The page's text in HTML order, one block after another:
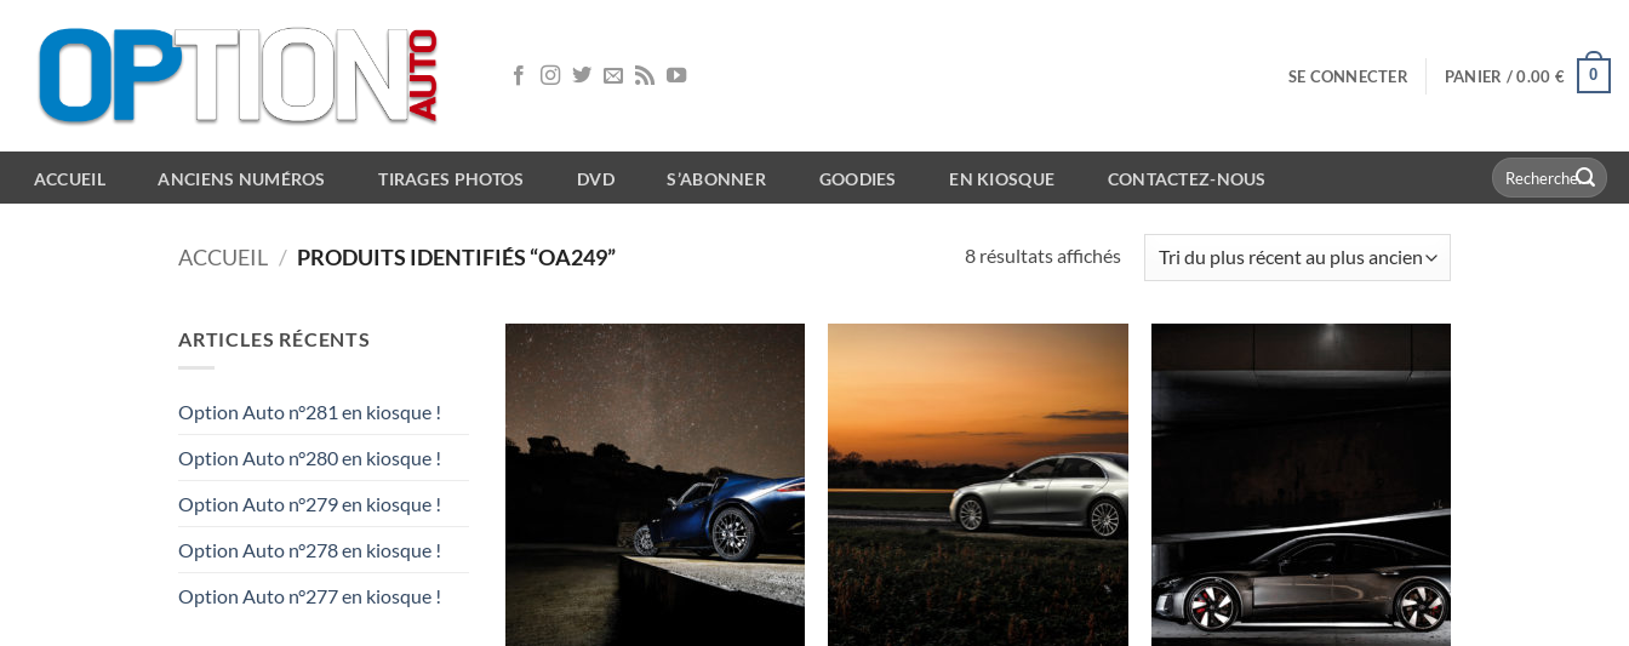
SE CONNECTER PANIER /0.00 € 0
ACCUEIL ANCIENS NUMÉROS TIRAGES PHOTOS DVD S’ABONNER GOODIES EN KIOSQUE CONTACTEZ-NOUS
Recherche
pour :
ACCUEIL / PRODUITS IDENTIFIÉS “OA249” 8 résultats affichésTrié
ancien
ARTICLES RÉCENTS
Option Auto n°281 en kiosque !
Option Auto n°280 en kiosque !
Option Auto n°279 en kiosque !
Option Auto n°278 en kiosque !
Option Auto n°277 en kiosque !